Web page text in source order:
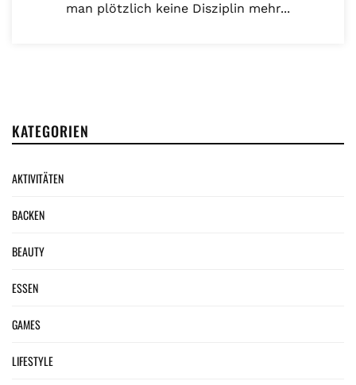
man plötzlich keine Disziplin mehr...
KATEGORIEN
AKTIVITÄTEN
BACKEN
BEAUTY
ESSEN
GAMES
LIFESTYLE